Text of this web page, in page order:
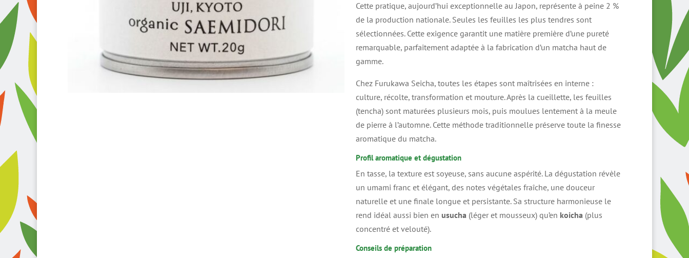
Cette pratique, aujourd’hui exceptionnelle au Japon, représente à peine 2 %
de la production nationale. Seules les feuilles les plus tendres sont
sélectionnées. Cette exigence garantit une matière première d’une pureté
remarquable, parfaitement adaptée à la fabrication d’un matcha haut de
gamme.
Chez Furukawa Seicha, toutes les étapes sont maîtrisées en interne :
culture, récolte, transformation et mouture. Après la cueillette, les feuilles
(tencha) sont maturées plusieurs mois, puis moulues lentement à la meule
de pierre à l’automne. Cette méthode traditionnelle préserve toute la finesse
aromatique du matcha.
Profil aromatique et dégustation
En tasse, la texture est soyeuse, sans aucune aspérité. La dégustation révèle
un umami franc et élégant, des notes végétales fraîche, une douceur
naturelle et une finale longue et persistante. Sa structure harmonieuse le
rend idéal aussi bien en usucha(léger et mousseux) qu’en koicha(plus
concentré et velouté).
Conseils de préparation